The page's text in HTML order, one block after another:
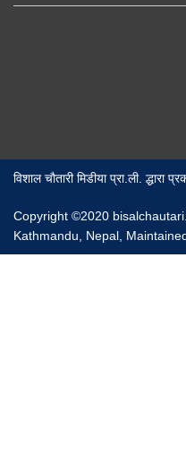
विशाल चौतारी मिडीया प्रा.ली.
Copyright ©2020
Kathmandu, Nepal,